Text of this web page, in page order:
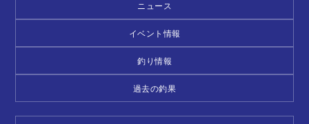
ニュース
イベント情報
釣り情報
過去の釣果